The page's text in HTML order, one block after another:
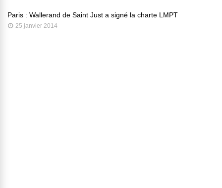
Paris : Wallerand de Saint Just a signé la charte LMPT
25 janvier 2014